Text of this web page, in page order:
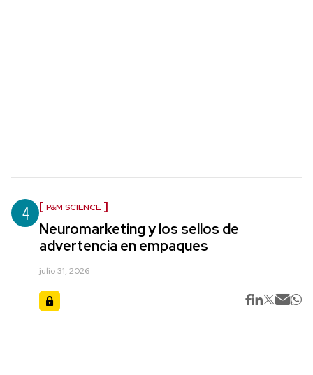
4 P&M SCIENCE
Neuromarketing y los sellos de
advertencia en empaques
julio 31, 2026